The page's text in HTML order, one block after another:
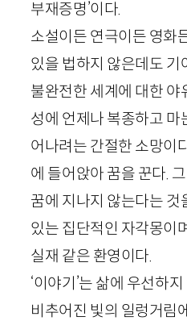
부재증명’이다.
소설이든 연극이든 영화
있을 법하지 않은데도 기
불완전한 세계에 대한 야
성에 언제나 복종하고 마
어나려는 간절한 소망이
에 들어앉아 꿈을 꾼다.
꿈에 지나지 않는다는 것
있는 집단적인 자각몽이
실재 같은 환영이다.
‘이야기’는 삶에 우선하
비추어진 빛의 일렁거림